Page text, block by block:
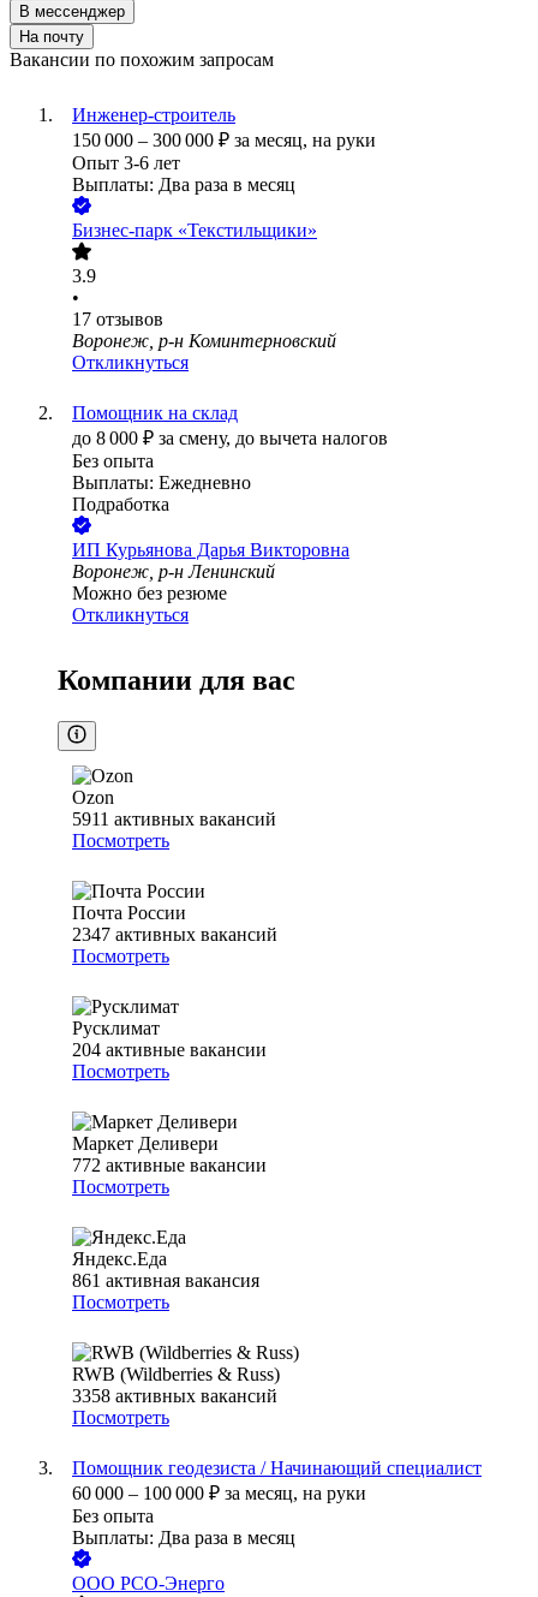
В мессенджер
На почту
Вакансии по похожим запросам
Инженер-строитель
150 000 – 300 000 ₽ за месяц, на руки
Опыт 3-6 лет
Выплаты: Два раза в месяц
Бизнес-парк «Текстильщики»
3.9
•
17 отзывов
Воронеж, р-н Коминтерновский
Откликнуться
Помощник на склад
до 8 000 ₽ за смену, до вычета налогов
Без опыта
Выплаты: Ежедневно
Подработка
ИП Курьянова Дарья Викторовна
Воронеж, р-н Ленинский
Можно без резюме
Откликнуться
Компании для вас
Ozon
5911 активных вакансий
Посмотреть
Почта России
2347 активных вакансий
Посмотреть
Русклимат
204 активные вакансии
Посмотреть
Маркет Деливери
772 активные вакансии
Посмотреть
Яндекс.Еда
861 активная вакансия
Посмотреть
RWB (Wildberries & Russ)
3358 активных вакансий
Посмотреть
Помощник геодезиста / Начинающий специалист
60 000 – 100 000 ₽ за месяц, на руки
Без опыта
Выплаты: Два раза в месяц
ООО РСО-Энерго